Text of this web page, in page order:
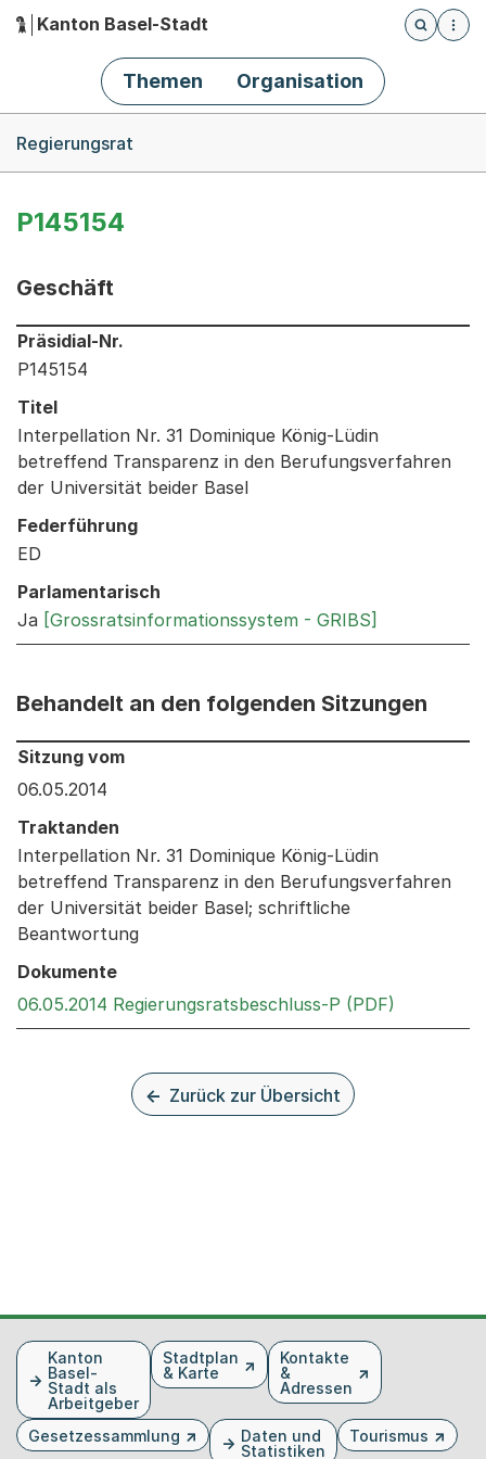
Hauptnavigation
Kanton Basel-Stadt
Öffnet
Themen Organisation
Regierungsrat
P145154
Geschäft
Informationen zum Ausgewählten Geschäft
Präsidial-Nr.
P145154
Titel
Interpellation Nr. 31 Dominique König-Lüdin
betreffend Transparenz in den Berufungsverfahren
der Universität beider Basel
Federführung
ED
Parlamentarisch
Ja [Grossratsinformationssystem - GRIBS]
Behandelt an den folgenden Sitzungen
Behandelt an den folgenden Sitzungen: Informationen
Sitzung vom
06.05.2014
Traktanden
Interpellation Nr. 31 Dominique König-Lüdin
betreffend Transparenz in den Berufungsverfahren
der Universität beider Basel; schriftliche
Beantwortung
Dokumente
06.05.2014 Regierungsratsbeschluss-P (PDF)
Zurück zur Übersicht
FusszeileKanton
Basel-
Stadt als
Arbeitgeber
Stadtplan
& Karte
Kontakte
&
Adressen
Gesetzessammlung
Daten und
Statistiken
Tourismus